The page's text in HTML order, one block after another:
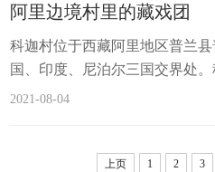
阿里边境村里的藏戏团
科迦村位于西藏阿里地区普兰
国、印度、尼泊尔三国交界处
——“既来之，则安之”。据史料
2019年1月，科迦村入选第七批
2021-08-04
上页 1 2 3